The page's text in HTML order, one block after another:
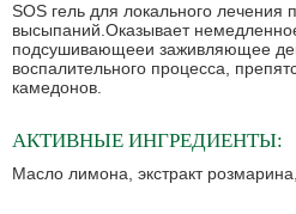
SOS гель для локального лечения
высыпаний.Оказывает
подсушивающееи заживляющее
воспалительного процесса,
камедонов.
АКТИВНЫЕ ИНГРЕДИЕНТЫ:
Масло лимона, экстракт